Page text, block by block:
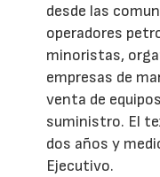
desde las
operadores
minoristas,
empresas de
venta de
suministro. El
dos años y
Ejecutivo.